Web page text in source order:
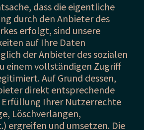
dass die eigentliche
durch den Anbieter des
erfolgt, sind unsere
auf Ihre Daten
der Anbieter des sozialen
einem vollständigen Zugriff
Auf Grund dessen,
direkt entsprechende
Erfüllung Ihrer Nutzerrechte
Löschverlangen,
ergreifen und umsetzen. Die